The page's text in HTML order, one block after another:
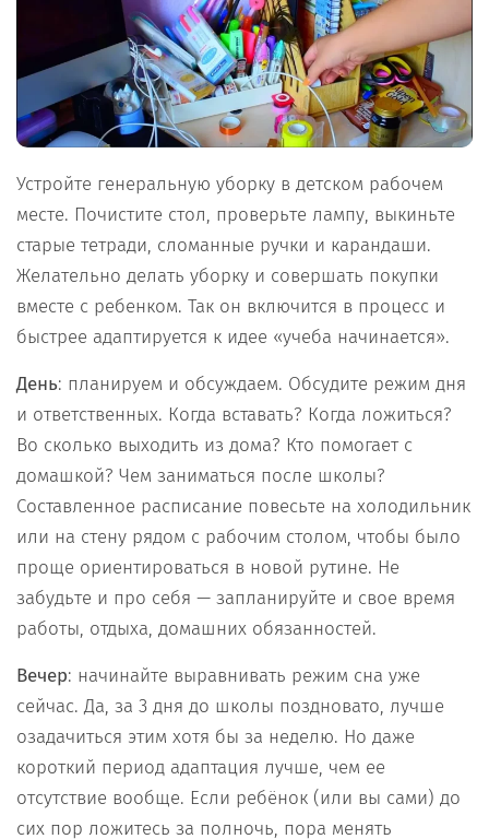
Устройте генеральную уборку в детском рабочем
месте. Почистите стол, проверьте лампу, выкиньте
старые тетради, сломанные ручки и карандаши.
Желательно делать уборку и совершать покупки
вместе с ребенком. Так он включится в процесс и
быстрее адаптируется к идее «учеба начинается».
День: планируем и обсуждаем. Обсудите режим дня
и ответственных. Когда вставать? Когда ложиться?
Во сколько выходить из дома? Кто помогает с
домашкой? Чем заниматься после школы?
Составленное расписание повесьте на холодильник
или на стену рядом с рабочим столом, чтобы было
проще ориентироваться в новой рутине. Не
забудьте и про себя — запланируйте и свое время
работы, отдыха, домашних обязанностей.
Вечер: начинайте выравнивать режим сна уже
сейчас. Да, за 3 дня до школы поздновато, лучше
озадачиться этим хотя бы за неделю. Но даже
короткий период адаптация лучше, чем ее
отсутствие вообще. Если ребёнок (или вы сами) до
сих пор ложитесь за полночь, пора менять